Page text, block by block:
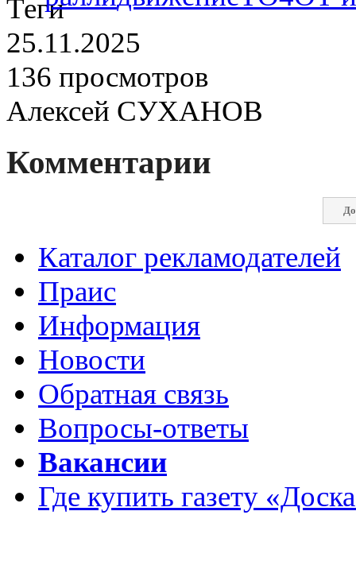
25.11.2025
136 просмотров
Алексей СУХАНОВ
Комментарии
Каталог рекламодателей
Праис
Информация
Новости
Обратная связь
Вопросы-ответы
Вакансии
Где купить газету